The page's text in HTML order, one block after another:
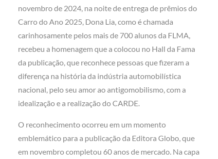
novembro de 2024, na noite de entrega de prêmios do
Carro do Ano 2025, Dona Lia, como é chamada
carinhosamente pelos mais de 700 alunos da FLMA,
recebeu a homenagem que a colocou no Hall da Fama
da publicação, que reconhece pessoas que fizeram a
diferença na história da indústria automobilística
nacional, pelo seu amor ao antigomobilismo, com a
idealização e a realização do CARDE.
O reconhecimento ocorreu em um momento
emblemático para a publicação da Editora Globo, que
em novembro completou 60 anos de mercado. Na capa